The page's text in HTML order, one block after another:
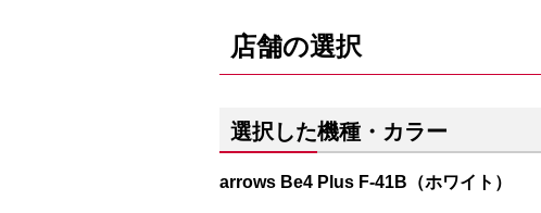
店舗の選択
選択した機種・カラー
arrows Be4 Plus F-41B（ホワイト）